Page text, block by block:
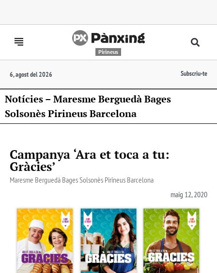
Pirineus
6, agost del 2026 Subscriu-te
Notícies – Maresme Berguedà Bages
Solsonès Pirineus Barcelona
Campanya ‘Ara et toca a tu:
Gràcies’
Maresme Berguedà Bages Solsonès Pirineus Barcelona
maig 12, 2020